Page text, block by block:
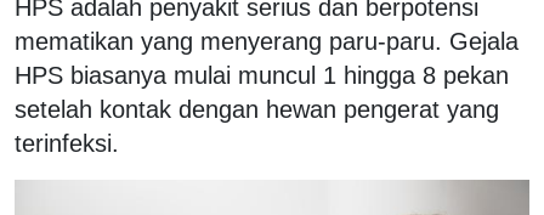
HPS adalah penyakit serius dan berpotensi
mematikan yang menyerang paru-paru. Gejala
HPS biasanya mulai muncul 1 hingga 8 pekan
setelah kontak dengan hewan pengerat yang
terinfeksi.